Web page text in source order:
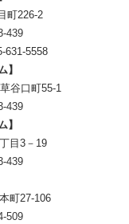
町226-2
439
631-5558
】
谷口町55-1
439
】
目3－19
439
町27-106
509